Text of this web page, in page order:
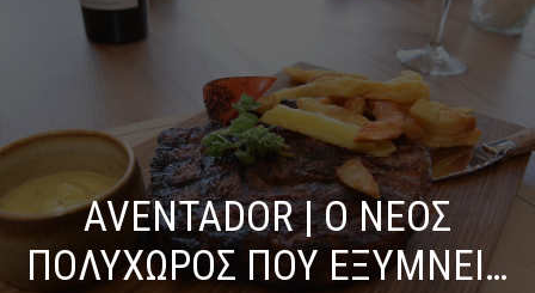
AVENTADOR | Ο ΝΕΟΣ
ΠΟΛΥΧΩΡΟΣ ΠΟΥ ΕΞΥΜΝΕΙ…